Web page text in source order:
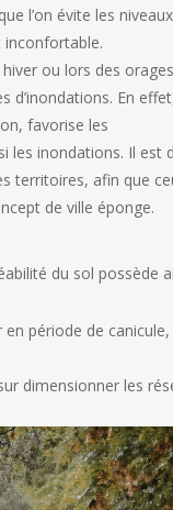
l’on évite les niveaux
inconfortable.
ou lors des orages
d’inondations. En
favorise les
les inondations. Il est
territoires, afin que
de ville éponge.
du sol possède
période de
dimensionner les